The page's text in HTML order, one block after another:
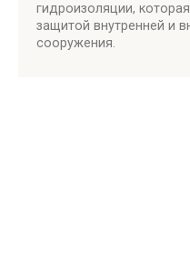
гидроизоляции,
защитой внутренней и
сооружения.